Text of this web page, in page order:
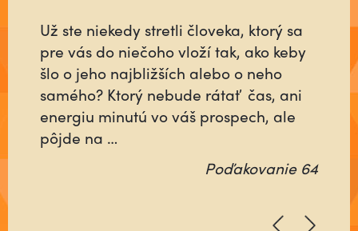
Už ste niekedy stretli človeka, ktorý sa
pre vás do niečoho vloží tak, ako keby
šlo o jeho najbližších alebo o neho
samého? Ktorý nebude rátať čas, ani
energiu minutú vo váš prospech, ale
pôjde na …
Poďakovanie 64